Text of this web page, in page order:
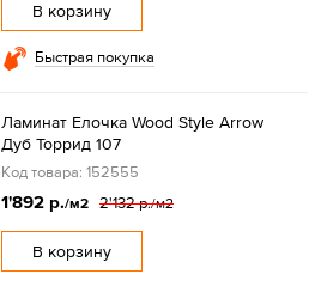
В корзину
Быстрая покупка
Ламинат Елочка Wood Style Arrow
Дуб Торрид 107
Код товара: 152555
1'892 р./м2 2'132 р./м2
В корзину